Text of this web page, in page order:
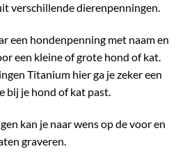
verschillende dierenpenningen.
een hondenpenning met naam en
een kleine of grote hond of kat.
Titanium hier ga je zeker een
bij je hond of kat past.
kan je naar wens op de voor en
graveren.